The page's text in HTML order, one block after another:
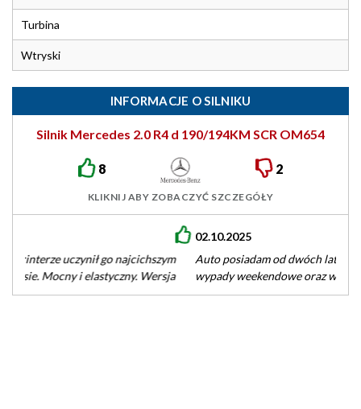
Turbina
Wtryski
INFORMACJE O SILNIKU
Silnik Mercedes 2.0 R4 d 190/194KM SCR OM654
8 2
KLIKNIJ ABY ZOBACZYĆ SZCZEGÓŁY
Auto posiadam od dwóch lat, głownie dojazdy do pracy i
wypady weekendowe oraz wakacyjne. Dość twarde
zawieszenie ale szczerze polecam.